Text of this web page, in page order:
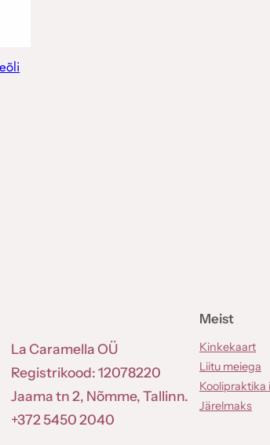
La Caramella OÜ
Registrikood: 12078220
Jaama tn 2, Nõmme, Tallinn.
+372 5450 2040
Meist
Kinkekaart
Liitu meiega
Koolipraktika
Järelmaks